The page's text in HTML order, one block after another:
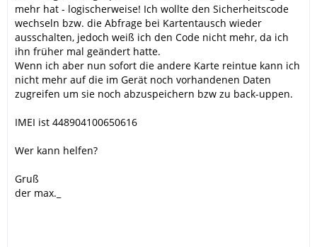
mehr hat - logischerweise! Ich wollte den Sicherheitscode
wechseln bzw. die Abfrage bei Kartentausch wieder
ausschalten, jedoch weiß ich den Code nicht mehr, da ich
ihn früher mal geändert hatte.
Wenn ich aber nun sofort die andere Karte reintue kann ich
nicht mehr auf die im Gerät noch vorhandenen Daten
zugreifen um sie noch abzuspeichern bzw zu back-uppen.
IMEI ist 448904100650616
Wer kann helfen?
Gruß
der max._